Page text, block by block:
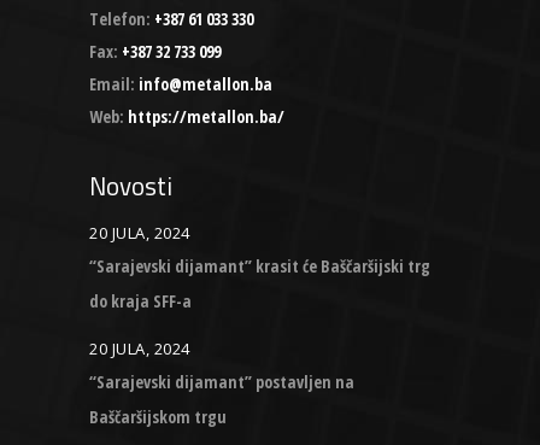
Telefon: +387 61 033 330
Fax: +387 32 733 099
Email: info@metallon.ba
Web: https://metallon.ba/
Novosti
20 JULA, 2024
“Sarajevski dijamant” krasit će Baščaršijski trg
do kraja SFF-a
20 JULA, 2024
“Sarajevski dijamant” postavljen na
Baščaršijskom trgu